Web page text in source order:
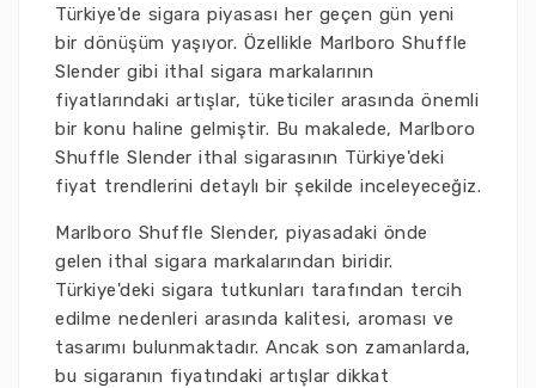
Türkiye'de sigara piyasası her geçen gün yeni
bir dönüşüm yaşıyor. Özellikle Marlboro Shuffle
Slender gibi ithal sigara markalarının
fiyatlarındaki artışlar, tüketiciler arasında önemli
bir konu haline gelmiştir. Bu makalede, Marlboro
Shuffle Slender ithal sigarasının Türkiye'deki
fiyat trendlerini detaylı bir şekilde inceleyeceğiz.
Marlboro Shuffle Slender, piyasadaki önde
gelen ithal sigara markalarından biridir.
Türkiye'deki sigara tutkunları tarafından tercih
edilme nedenleri arasında kalitesi, aroması ve
tasarımı bulunmaktadır. Ancak son zamanlarda,
bu sigaranın fiyatındaki artışlar dikkat